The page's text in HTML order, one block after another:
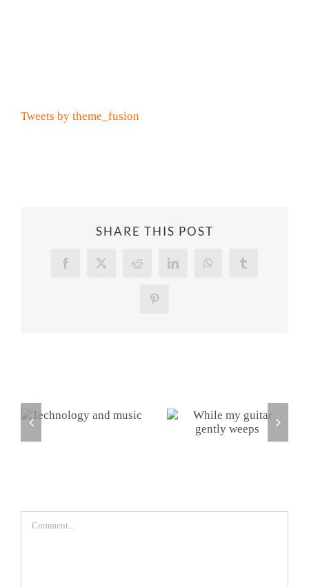
Tweets by theme_fusion
SHARE THIS POST
Facebook
X Reddit LinkedInWhatsAppTumblr
Pinterest
While my
guitar gently
It just
sounds
better
Comment